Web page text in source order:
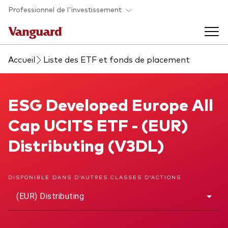
Skip to main content
Professionnel de l'investissement
Fonds et ETFs
Tous les produits
Analyses et événements
Back to main menu
À propos de Vanguard
À propos de Vanguard
Accueil Liste des ETF et fonds de placement
ESG Developed Europe All Cap UCITS ETF
ESG Developed Europe All
Cap UCITS ETF - (EUR)
Distributing (V3DL)
DISPONIBLE DANS D’AUTRES CLASSES D’ACTIONS
(EUR) Distributing